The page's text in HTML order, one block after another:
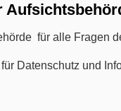
für alle Fragen
Datenschutz und